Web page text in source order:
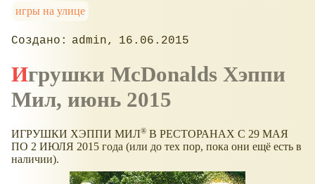
игры на улице
admin 16.06.2015
Игрушки McDonalds Хэппи
Мил, июнь 2015
ИГРУШКИ ХЭППИ МИЛ® В РЕСТОРАНАХ С 29 МАЯ
ПО 2 ИЮЛЯ 2015 года (или до тех пор, пока они ещё есть в
наличии).